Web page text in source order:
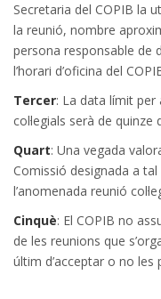
Secretaria del COPIB la
la reunió, nombre
persona responsable de
l’horari d’oficina del
Tercer: La data límit per
col·legials serà de quinze
Quart: Una vegada
Comissió designada a
l’anomenada reunió
Cinquè: El COPIB no
de les reunions que
últim d’acceptar o no